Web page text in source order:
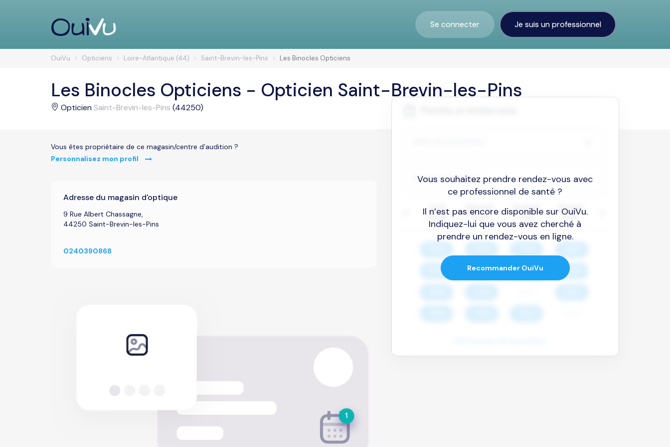
Se connecter Je suis un professionnel
OuiVu Opticiens Loire-Atlantique (44) Saint-Brevin-les-Pins Les Binocles Opticiens
Les Binocles Opticiens - Opticien Saint-Brevin-les-Pins
Opticien Saint-Brevin-les-Pins (44250)
Vous souhaitez prendre rendez-vous avec
ce professionnel de santé ?
Il n’est pas encore disponible sur OuiVu.
Indiquez-lui que vous avez cherché à
prendre un rendez-vous en ligne.
Recommander OuiVu
Vous êtes propriétaire de ce magasin/centre d’audition ?
Personnalisez mon profil
Adresse du magasin d'optique
9 Rue Albert Chassagne,
44250 Saint-Brevin-les-Pins
0240390868